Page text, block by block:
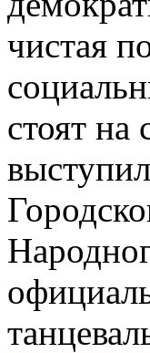
чистая
стоят на